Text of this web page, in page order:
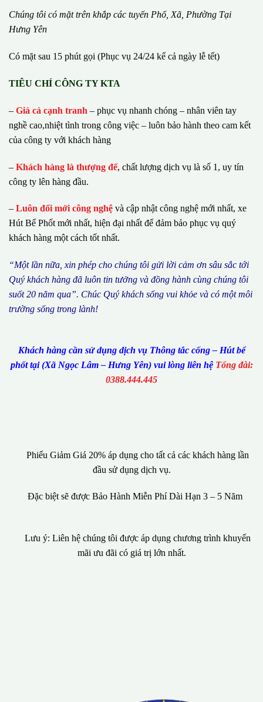
Chúng tôi có mặt trên khắp các tuyến Phố, Xã, Phường Tại
Hưng Yên
Có mặt sau 15 phút gọi (Phục vụ 24/24 kể cả ngày lễ tết)
TIÊU CHÍ CÔNG TY KTA
– Giá cả cạnh tranh – phục vụ nhanh chóng – nhân viên tay
nghề cao,nhiệt tình trong công việc – luôn bảo hành theo cam kết
của công ty với khách hàng
– Khách hàng là thượng đế, chất lượng dịch vụ là số 1, uy tín
công ty lên hàng đầu.
– Luôn đổi mới công nghệ và cập nhật công nghệ mới nhất, xe
Hút Bể Phốt mới nhất, hiện đại nhất để đảm bảo phục vụ quý
khách hàng một cách tốt nhất.
“Một lần nữa, xin phép cho chúng tôi gửi lời cảm ơn sâu sắc tới
Quý khách hàng đã luôn tin tưởng và đồng hành cùng chúng tôi
suốt 20 năm qua”. Chúc Quý khách sống vui khỏe và có một môi
trường sống trong lành!
Khách hàng cần sử dụng dịch vụ Thông tắc cống – Hút bể
phốt tại (Xã Ngọc Lâm – Hưng Yên) vui lòng liên hệ Tổng đài:
0388.444.445
đầu sử dụng dịch vụ.